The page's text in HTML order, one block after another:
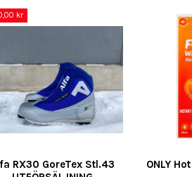
kr
RX30 GoreTex Stl.43
ONLY